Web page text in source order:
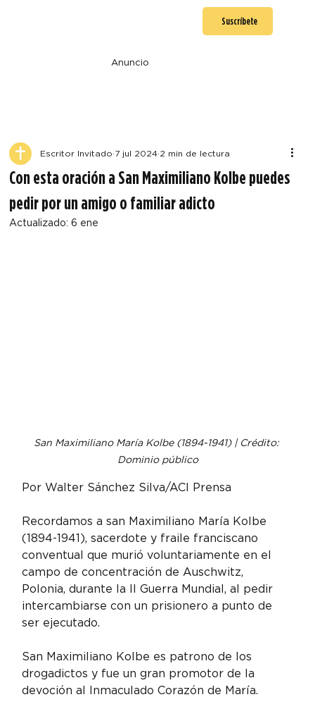
Suscríbete
Anuncio
Con esta oración a San Maximiliano Kolbe puedes
pedir por un amigo o familiar adicto
Escritor Invitado 7 jul 2024 2 min de lectura
Actualizado:6 ene
San Maximiliano María Kolbe (1894-1941) | Crédito:
Dominio público
Por Walter Sánchez Silva/ACI Prensa
Recordamos a san Maximiliano María Kolbe
(1894-1941), sacerdote y fraile franciscano
conventual que murió voluntariamente en el
campo de concentración de Auschwitz,
Polonia, durante la II Guerra Mundial, al pedir
intercambiarse con un prisionero a punto de
ser ejecutado.
San Maximiliano Kolbe es patrono de los
drogadictos y fue un gran promotor de la
devoción al Inmaculado Corazón de María.